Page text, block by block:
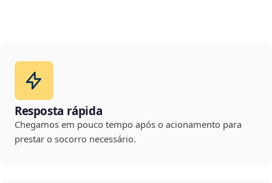
Resposta rápida
Chegamos em pouco tempo após o acionamento para
prestar o socorro necessário.